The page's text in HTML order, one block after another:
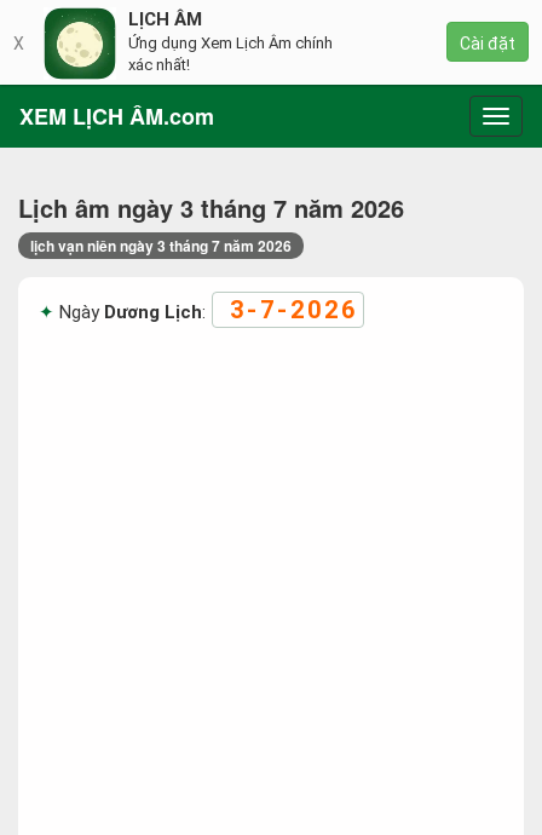
XEM LỊCH ÂM.com
Lịch âm ngày 3 tháng 7 năm 2026
lịch vạn niên ngày 3 tháng 7 năm 2026
Ngày Dương Lịch: 3-7-2026
X
LỊCH ÂM
Ứng dụng Xem Lịch Âm chính
xác nhất!
Cài đặt